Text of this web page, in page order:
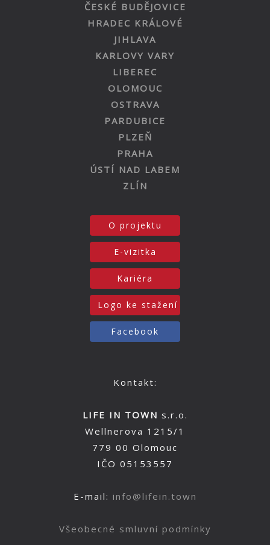
ČESKÉ BUDĚJOVICE
HRADEC KRÁLOVÉ
JIHLAVA
KARLOVY VARY
LIBEREC
OLOMOUC
OSTRAVA
PARDUBICE
PLZEŇ
PRAHA
ÚSTÍ NAD LABEM
ZLÍN
O projektu
E-vizitka
Kariéra
Logo ke stažení
Facebook
Kontakt:
LIFE IN TOWN s.r.o.
Wellnerova 1215/1
779 00 Olomouc
IČO 05153557
E-mail: info@lifein.town
Všeobecné smluvní podmínky